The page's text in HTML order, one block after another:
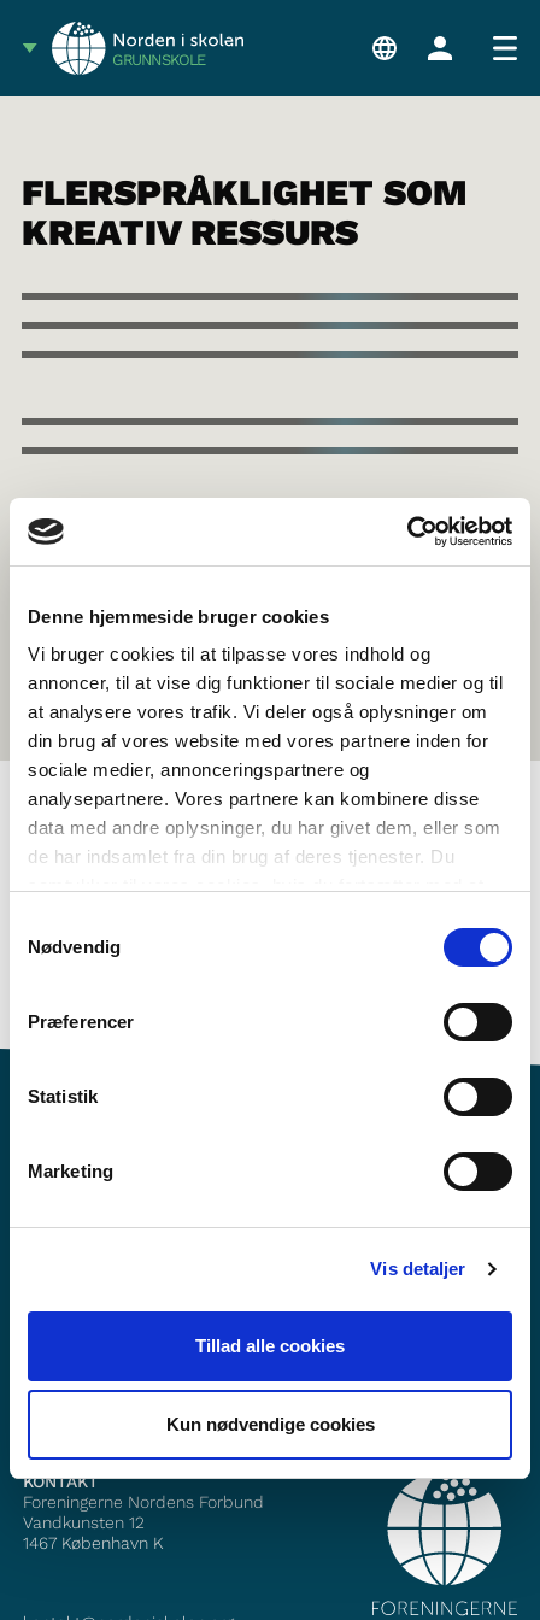
Denne hjemmeside bruger cookies
Vi bruger cookies til at tilpasse vores indhold og
annoncer, til at vise dig funktioner til sociale medier og til
at analysere vores trafik. Vi deler også oplysninger om
din brug af vores website med vores partnere inden for
sociale medier, annonceringspartnere og
analysepartnere. Vores partnere kan kombinere disse
data med andre oplysninger, du har givet dem, eller som
de har indsamlet fra din brug af deres tjenester. Du
Nødvendig
Præferencer
Statistik
Marketing
Vis detaljer
Tillad alle cookies
Kun nødvendige cookies
GRUNNSKOLE
Språk Aktivitetsforslag
Musikk
Språkforståelse - muntlig (DA, NO, SV)
Identitet
FLERSPRÅKLIGHET SOM
KREATIV RESSURS
Følg oss på Facebook
KONTAKT
Foreningerne Nordens Forbund
Vandkunsten 12
1467 København K